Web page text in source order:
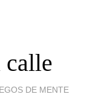
calle
DE MENTE